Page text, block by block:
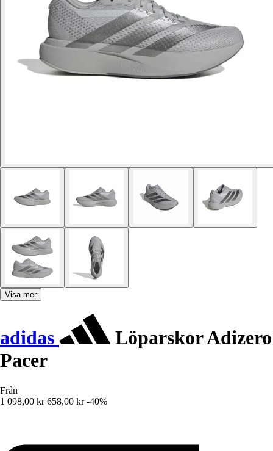
Visa mer
adidas
Löparskor Adizero
Pacer
Från
1 098,00 kr 658,00 kr -40%